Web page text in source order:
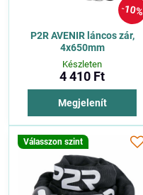
10%
P2R AVENIR láncos zár,
4x650mm
Készleten
4 410 Ft
Megjelenít
Válasszon szint